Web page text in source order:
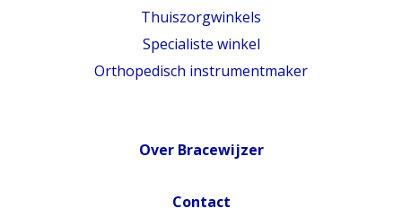
Thuiszorgwinkels
Specialiste winkel
Orthopedisch instrumentmaker
Over Bracewijzer
Contact